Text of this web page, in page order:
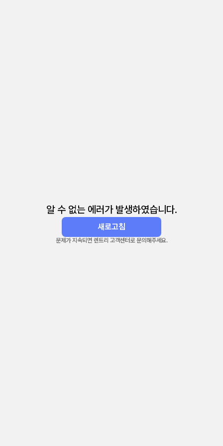
알 수 없는 에러가 발생하였습니다.
새로고침
문제가 지속되면 렌트리 고객센터로 문의해주세요.